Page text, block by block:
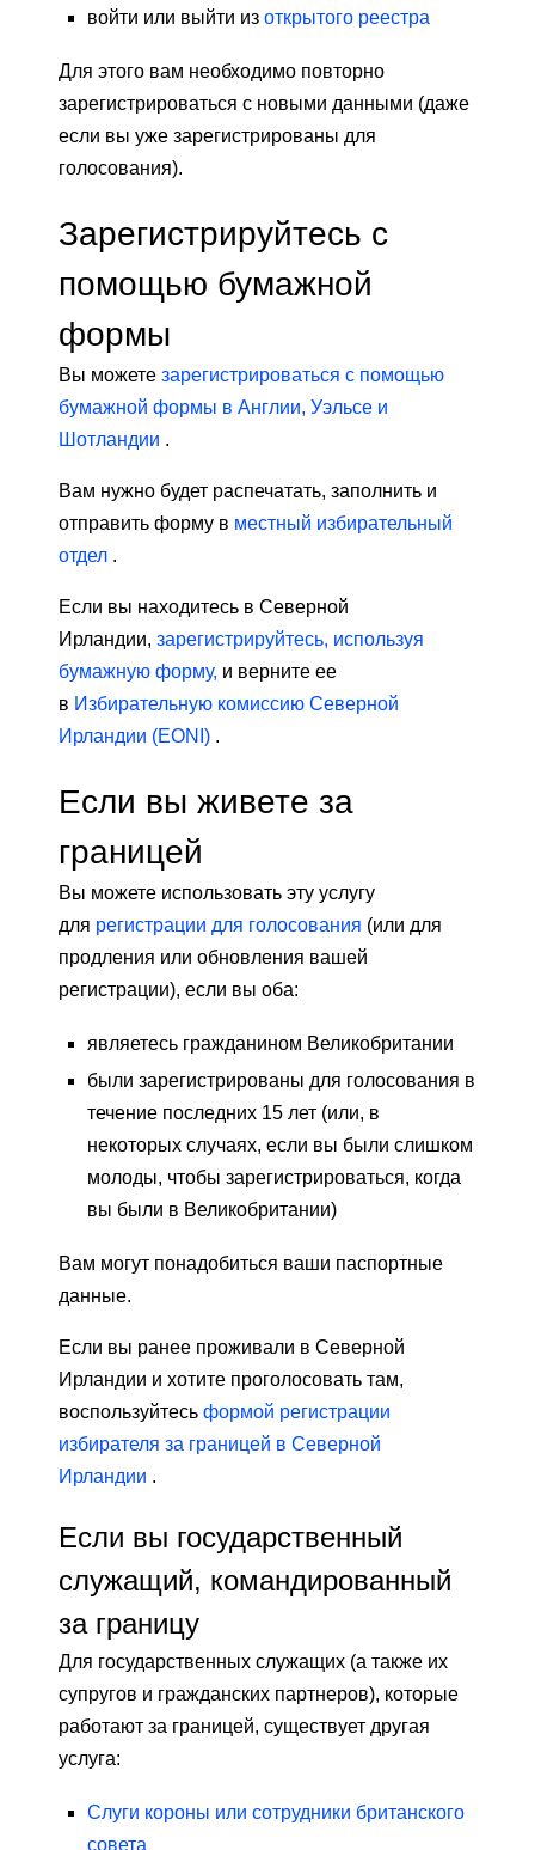
войти или выйти из открытого реестра
Для этого вам необходимо повторно
зарегистрироваться с новыми данными (даже
если вы уже зарегистрированы для
голосования).
Зарегистрируйтесь с
помощью бумажной
формы
Вы можете зарегистрироваться с помощью
бумажной формы в Англии, Уэльсе и
Шотландии .
Вам нужно будет распечатать, заполнить и
отправить форму в местный избирательный
отдел .
Если вы находитесь в Северной
Ирландии, зарегистрируйтесь, используя
бумажную форму, и верните ее
в Избирательную комиссию Северной
Ирландии (EONI) .
Если вы живете за
границей
Вы можете использовать эту услугу
для регистрации для голосования (или для
продления или обновления вашей
регистрации), если вы оба:
являетесь гражданином Великобритании
были зарегистрированы для голосования в
течение последних 15 лет (или, в
некоторых случаях, если вы были слишком
молоды, чтобы зарегистрироваться, когда
вы были в Великобритании)
Вам могут понадобиться ваши паспортные
данные.
Если вы ранее проживали в Северной
Ирландии и хотите проголосовать там,
воспользуйтесь формой регистрации
избирателя за границей в Северной
Ирландии .
Если вы государственный
служащий, командированный
за границу
Для государственных служащих (а также их
супругов и гражданских партнеров), которые
работают за границей, существует другая
услуга:
Слуги короны или сотрудники британского
совета